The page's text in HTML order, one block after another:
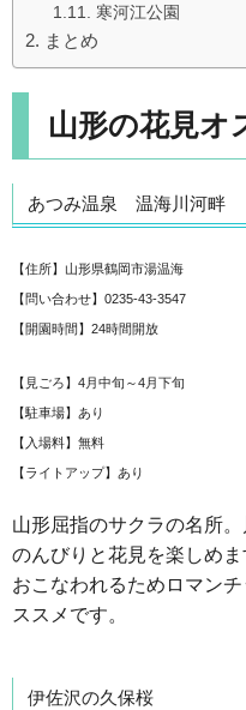
寒河江公園
まとめ
山形の花見オ
あつみ温泉 温海川河畔
【住所】山形県鶴岡市湯温海
【問い合わせ】0235-43-3547
【開園時間】24時間開放
【見ごろ】4月中旬～4月下旬
【駐車場】あり
【入場料】無料
【ライトアップ】あり
山形屈指のサクラの名所
のんびりと花見を楽しめ
おこなわれるためロマン
ススメです。
伊佐沢の久保桜